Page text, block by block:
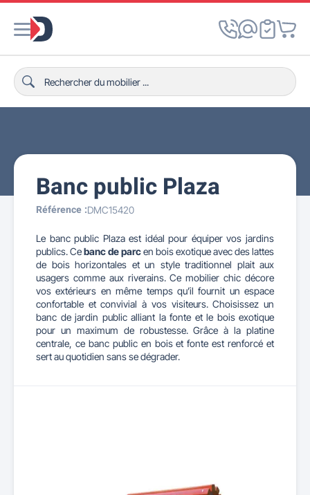
Banc public Plaza
Référence :DMC15420
Le banc public Plaza est idéal pour équiper vos jardins
publics. Cebanc de parcen bois exotique avec des lattes
de bois horizontales et un style traditionnel plait aux
usagers comme aux riverains. Ce mobilier chic décore
vos extérieurs en même temps qu’il fournit un espace
confortable et convivial à vos visiteurs. Choisissez un
banc de jardin public alliant la fonte et le bois exotique
pour un maximum de robustesse. Grâce à la platine
centrale, ce banc public en bois et fonte est renforcé et
sert au quotidien sans se dégrader.